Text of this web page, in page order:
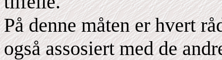
På denne måten er hvert
også assosiert med de